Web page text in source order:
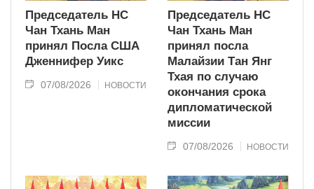
Председатель НС
Чан Тхань Ман
принял Посла США
Дженнифер Уикс
07/08/2026 НОВОСТИ
Председатель НС
Чан Тхань Ман
принял посла
Малайзии Тан Янг
Тхая по случаю
окончания срока
дипломатической
миссии
07/08/2026 НОВОСТИ